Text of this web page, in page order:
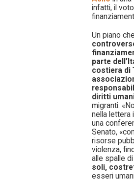
infatti, il
Un piano
parte
costiera di
diritti
migranti.
nella lettera
una
Senato,
risorse
violenza,
alle spalle
soli,
esseri